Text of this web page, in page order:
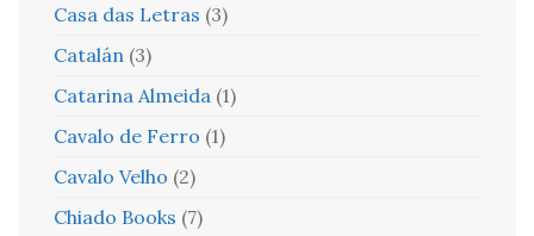
Casa das Letras (3)
Catalán (3)
Catarina Almeida (1)
Cavalo de Ferro (1)
Cavalo Velho (2)
Chiado Books (7)